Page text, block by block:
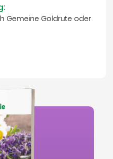
Gemeine Goldrute oder